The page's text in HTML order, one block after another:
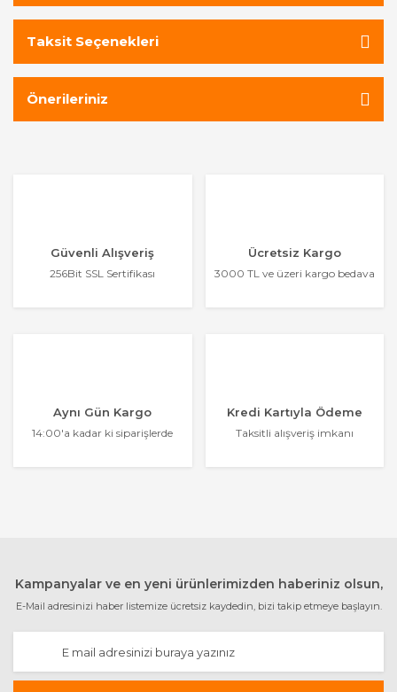
Taksit Seçenekleri
Önerileriniz
Güvenli Alışveriş
256Bit SSL Sertifikası
Ücretsiz Kargo
3000 TL ve üzeri kargo bedava
Aynı Gün Kargo
14:00'a kadar ki siparişlerde
Kredi Kartıyla Ödeme
Taksitli alışveriş imkanı
Kampanyalar ve en yeni ürünlerimizden haberiniz olsun,
E-Mail adresinizi haber listemize ücretsiz kaydedin, bizi takip etmeye başlayın.